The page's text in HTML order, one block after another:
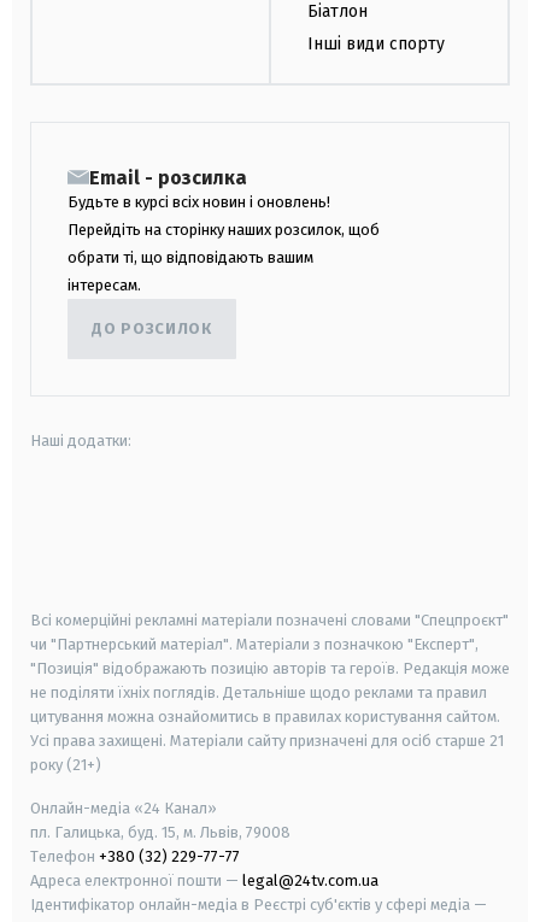
Біатлон
Інші види спорту
Email - розсилка
Будьте в курсі всіх новин і оновлень!
Перейдіть на сторінку наших розсилок, щоб
обрати ті, що відповідають вашим
інтересам.
ДО РОЗСИЛОК
Наші додатки:
Всі комерційні рекламні матеріали позначені словами "Спецпроєкт"
чи "Партнерський матеріал". Матеріали з позначкою "Експерт",
"Позиція" відображають позицію авторів та героїв. Редакція може
не поділяти їхніх поглядів. Детальніше щодо реклами та правил
цитування можна ознайомитись в правилах користування сайтом.
Усі права захищені. Матеріали сайту призначені для осіб старше 21
року (21+)
Онлайн-медіа «24 Канал»
пл. Галицька, буд. 15, м. Львів, 79008
Телефон +380 (32) 229-77-77
Адреса електронної пошти — legal@24tv.com.ua
Ідентифікатор онлайн-медіа в Реєстрі суб'єктів у сфері медіа —